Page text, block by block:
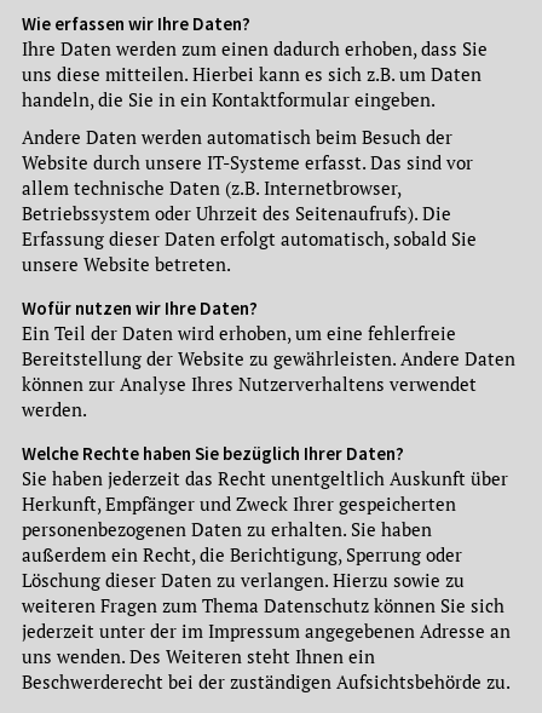
Wie erfassen wir Ihre Daten?
Ihre Daten werden zum einen dadurch erhoben, dass Sie
uns diese mitteilen. Hierbei kann es sich z.B. um Daten
handeln, die Sie in ein Kontaktformular eingeben.
Andere Daten werden automatisch beim Besuch der
Website durch unsere IT-Systeme erfasst. Das sind vor
allem technische Daten (z.B. Internetbrowser,
Betriebssystem oder Uhrzeit des Seitenaufrufs). Die
Erfassung dieser Daten erfolgt automatisch, sobald Sie
unsere Website betreten.
Wofür nutzen wir Ihre Daten?
Ein Teil der Daten wird erhoben, um eine fehlerfreie
Bereitstellung der Website zu gewährleisten. Andere Daten
können zur Analyse Ihres Nutzerverhaltens verwendet
werden.
Welche Rechte haben Sie bezüglich Ihrer Daten?
Sie haben jederzeit das Recht unentgeltlich Auskunft über
Herkunft, Empfänger und Zweck Ihrer gespeicherten
personenbezogenen Daten zu erhalten. Sie haben
außerdem ein Recht, die Berichtigung, Sperrung oder
Löschung dieser Daten zu verlangen. Hierzu sowie zu
weiteren Fragen zum Thema Datenschutz können Sie sich
jederzeit unter der im Impressum angegebenen Adresse an
uns wenden. Des Weiteren steht Ihnen ein
Beschwerderecht bei der zuständigen Aufsichtsbehörde zu.